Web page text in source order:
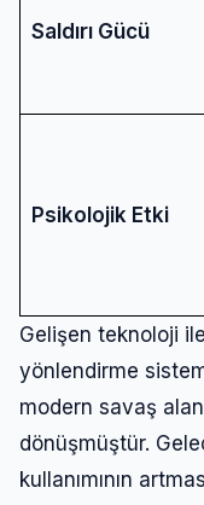
Saldırı Gücü
Psikolojik Etki
Gelişen teknoloji
yönlendirme
modern savaş
dönüşmüştür.
kullanımının